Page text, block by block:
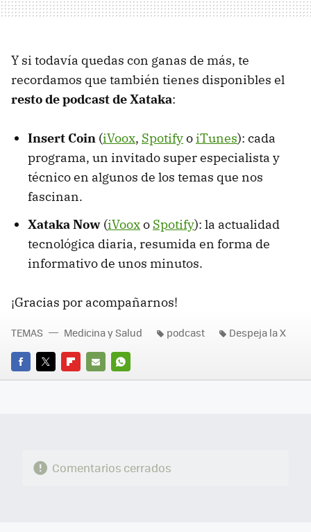
Y si todavía quedas con ganas de más, te
recordamos que también tienes disponibles el
resto de podcast de Xataka:
Insert Coin (iVoox, SpotifyoiTunes): cada
programa, un invitado super especialista y
técnico en algunos de los temas que nos
fascinan.
Xataka Now (iVooxo Spotify): la actualidad
tecnológica diaria, resumida en forma de
informativo de unos minutos.
¡Gracias por acompañarnos!
FACEBOOK
TWITTERFLIPBOARD
E-
WHATSAPP
TEMAS Medicina y Salud podcast Despeja la X
Comentarios cerrados